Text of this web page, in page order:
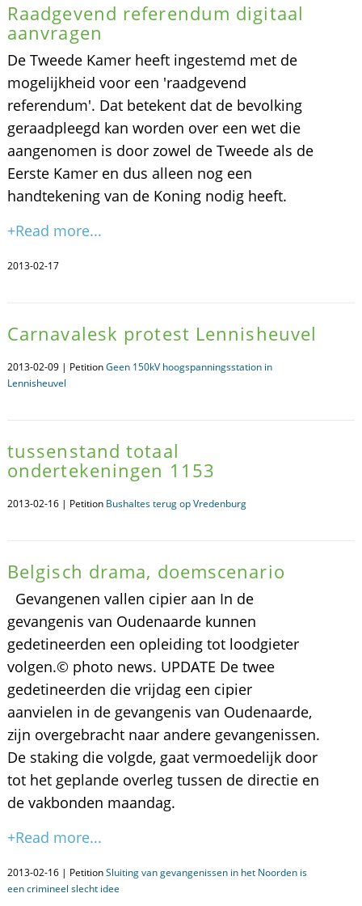
Raadgevend referendum digitaal
aanvragen
De Tweede Kamer heeft ingestemd met de
mogelijkheid voor een 'raadgevend
referendum'. Dat betekent dat de bevolking
geraadpleegd kan worden over een wet die
aangenomen is door zowel de Tweede als de
Eerste Kamer en dus alleen nog een
handtekening van de Koning nodig heeft.
+Read more...
2013-02-17
Carnavalesk protest Lennisheuvel
2013-02-09 | PetitionGeen 150kV hoogspanningsstation in
Lennisheuvel
tussenstand totaal
ondertekeningen 1153
2013-02-16 | Petition Bushaltes terug op Vredenburg
Belgisch drama, doemscenario
Gevangenen vallen cipier aan In de
gevangenis van Oudenaarde kunnen
gedetineerden een opleiding tot loodgieter
volgen.© photo news. UPDATE De twee
gedetineerden die vrijdag een cipier
aanvielen in de gevangenis van Oudenaarde,
zijn overgebracht naar andere gevangenissen.
De staking die volgde, gaat vermoedelijk door
tot het geplande overleg tussen de directie en
de vakbonden maandag.
+Read more...
2013-02-16 | PetitionSluiting van gevangenissen in het Noorden is
een crimineel slecht idee